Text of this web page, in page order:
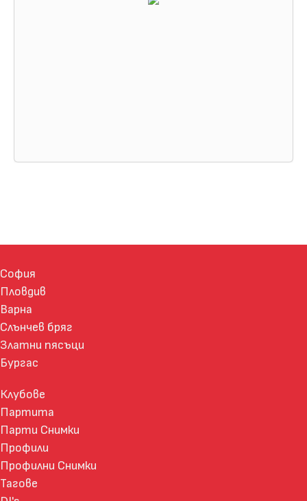
София
Пловдив
Варна
Слънчев бряг
Златни пясъци
Бургас
Клубове
Партита
Парти Снимки
Профили
Профилни Снимки
Тагове